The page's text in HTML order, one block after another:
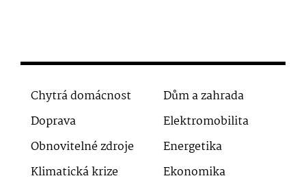
Chytrá domácnost
Dům a zahrada
Doprava
Elektromobilita
Obnovitelné zdroje
Energetika
Klimatická krize
Ekonomika